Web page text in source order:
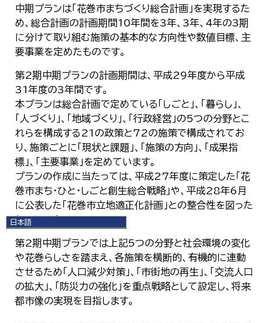
日本語
English
한국어
简体中文
中期プランは「花巻市まちづくり総合計画」を実現するた
め、総合計画の計画期間10年間を3年、3年、4年の3期
に分けて取り組む施策の基本的な方向性や数値目標、主
要事業を定めたものです。
第2期中期プランの計画期間は、平成29年度から平成
31年度の3年間です。
本プランは総合計画で定めている「しごと」、「暮らし」、
「人づくり」、「地域づくり」、「行政経営」の5つの分野とこ
れらを構成する21の政策と72の施策で構成されてお
り、施策ごとに「現状と課題」、「施策の方向」、「成果指
標」、「主要事業」を定めています。
プランの作成に当たっては、平成27年度に策定した「花
巻市まち・ひと・しごと創生総合戦略」や、平成28年6月
に公表した「花巻市立地適正化計画」との整合性を図った
ところです。
第2期中期プランでは上記5つの分野と社会環境の変化
や花巻らしさを踏まえ、各施策を横断的、有機的に連動
させるため「人口減少対策」、「市街地の再生」、「交流人口
の拡大」、「防災力の強化」を重点戦略として設定し、将来
都市像の実現を目指します。